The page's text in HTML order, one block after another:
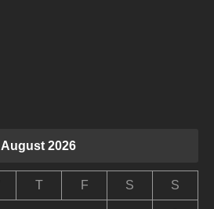
August 2026
T F S S